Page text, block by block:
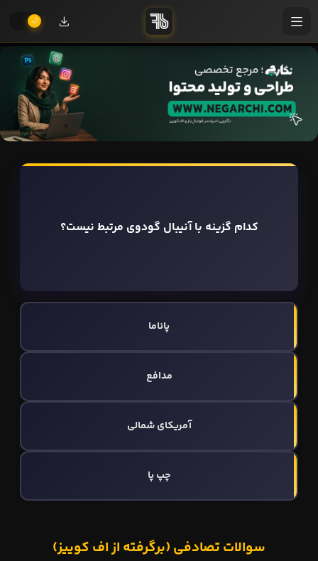
کدام گزینه با آنیبال گودوی مرتبط نیست؟
پاناما
مدافع
آمریکای شمالی
چپ پا
سوالات تصادفی (برگرفته از اف کوییز)